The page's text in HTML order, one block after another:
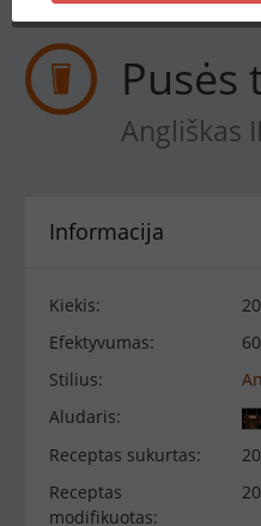
Pusės
Angliškas
Informacija
Kiekis:
Efektyvumas:
Stilius:
Aludaris:
Receptas sukurtas:
Receptas
modifikuotas: